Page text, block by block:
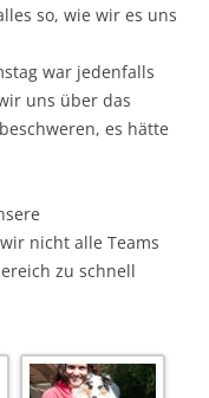
so, wie wir es uns
war jedenfalls
uns über das
es hätte
nicht alle Teams
zu schnell